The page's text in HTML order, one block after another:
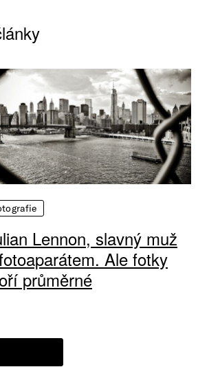
Lennon, slavný muž
Ale fotky
průměrné